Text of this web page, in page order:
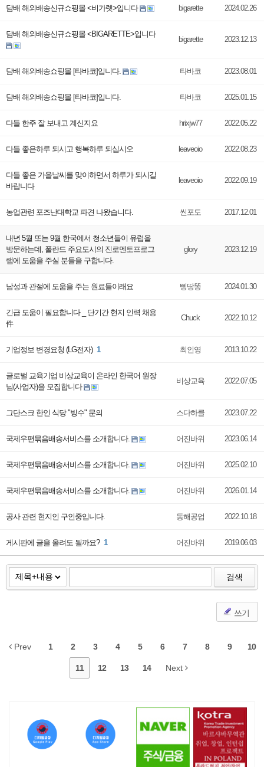
담배 해외배송신규쇼핑몰 <비가렛>입니다 bigarette 2024.02.26
담배 해외배송신규쇼핑몰 <BIGARETTE>입니다
bigarette 2023.12.13
담배 해외배송쇼핑몰 [타바코]입니다. 타바코 2023.08.01
담배 해외배송쇼핑몰 [타바코]입니다. 타바코 2025.01.15
다들 한주 잘 보내고 계신지요 hrixjw77 2022.05.22
다들 좋은하루 되시고 행복하루 되십시오 leaveoio 2022.08.23
다들 좋은 가을날씨를 맞이하면서 하루가 되시길
바랍니다
leaveoio 2022.09.19
농업관련 포즈난대학교 파견 나왔습니다. 씬포도 2017.12.01
내년 5월 또는 9월 한국에서 청소년들이 유럽을
방문하는데, 폴란드 주요도시의 진로멘토프로그
램에 도움을 주실 분들을 구합니다.
glory 2023.12.19
남성과 관절에 도움을 주는 원료들이래요 삥땅똥 2024.01.30
긴급 도움이 필요합니다 _ 단기간 현지 인력 채용
件
Chuck 2022.10.12
기업정보 변경요청 (LG전자) 1 최인영 2013.10.22
글로벌 교육기업 비상교육이 온라인 한국어 원장
님(사업자)을 모집합니다
비상교육 2022.07.05
그단스크 한인 식당 "빙수" 문의 스다하클 2023.07.22
국제우편묶음배송서비스를 소개합니다. 어진바위 2023.06.14
국제우편묶음배송서비스를 소개합니다. 어진바위 2025.02.10
국제우편묶음배송서비스를 소개합니다. 어진바위 2026.01.14
공사 관련 현지인 구인중입니다. 동해공업 2022.10.18
게시판에 글을 올려도 될까요? 1 어진바위 2019.06.03
검색
쓰기
Prev 1 2 3 4 5 6 7 8 9 10
11 12 13 14 Next